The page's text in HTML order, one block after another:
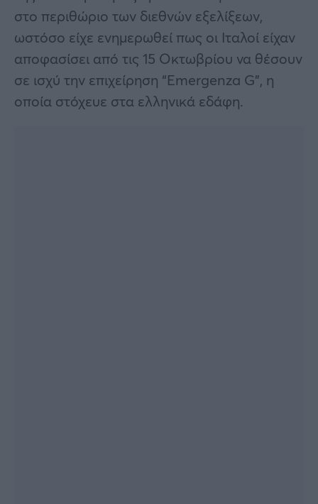
στο περιθώριο των διεθνών εξελίξεων,
ωστόσο είχε ενημερωθεί πως οι Ιταλοί είχαν
αποφασίσει από τις 15 Οκτωβρίου να θέσουν
σε ισχύ την επιχείρηση “Emergenza G”, η
οποία στόχευε στα ελληνικά εδάφη.